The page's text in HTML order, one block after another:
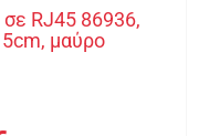
σε RJ45 86936,
μαύρο